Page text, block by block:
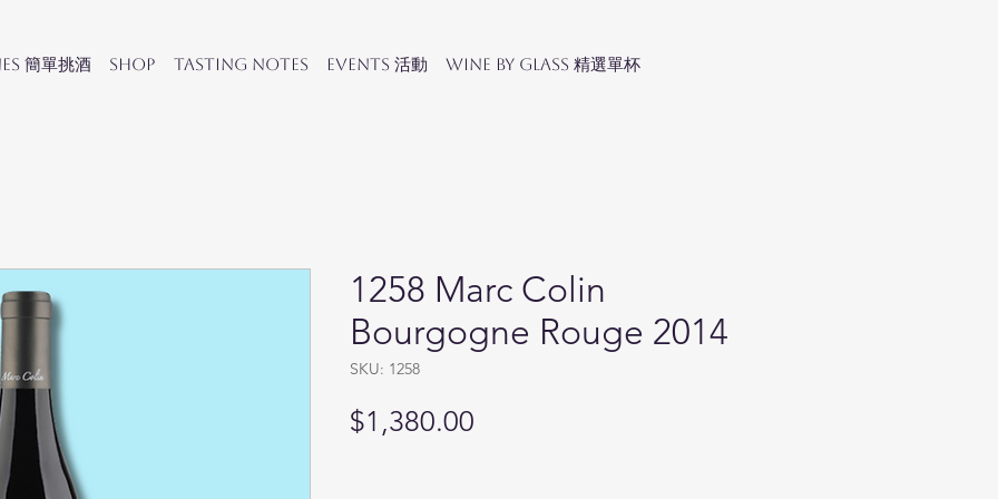
簡單挑酒 SHOP Tasting Notes Events 活動 Wine by Glass 精選單杯
1258 Marc Colin
Bourgogne Rouge 2014
SKU: 1258
$1,380.00